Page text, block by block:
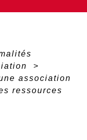
>
association
ressources